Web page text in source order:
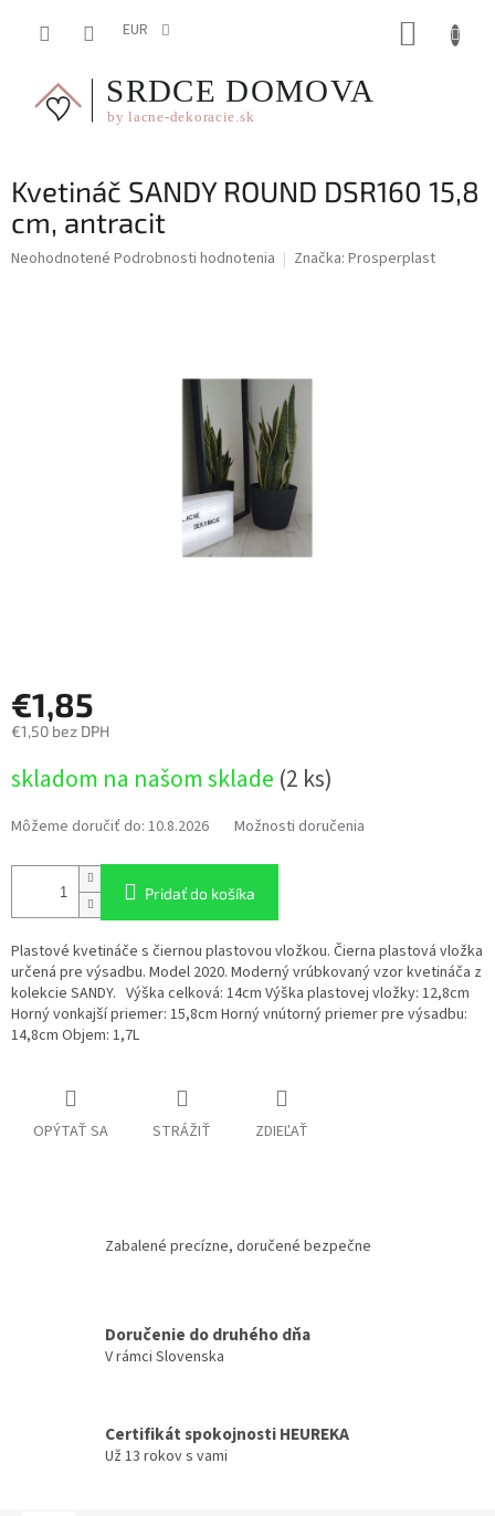
EUR
Kvetináč SANDY ROUND DSR160 15,8
cm, antracit
Priemerné
Neohodnotené Podrobnosti hodnotenia Značka: Prosperplast
€1,85
€1,50 bez DPH
cena:
skladom na našom sklade (2 ks)
Môžeme doručiť do: 10.8.2026 Možnosti doručenia
Pridať do košíka
Plastové kvetináče s čiernou plastovou vložkou. Čierna plastová vložka
určená pre výsadbu. Model 2020. Moderný vrúbkovaný vzor kvetináča z
kolekcie SANDY. Výška celková: 14cm Výška plastovej vložky: 12,8cm
Horný vonkajší priemer: 15,8cm Horný vnútorný priemer pre výsadbu:
14,8cm Objem: 1,7L
OPÝTAŤ SA STRÁŽIŤ ZDIEĽAŤ
Zabalené precízne, doručené bezpečne
Doručenie do druhého dňa
V rámci Slovenska
Certifikát spokojnosti HEUREKA
Už 13 rokov s vami